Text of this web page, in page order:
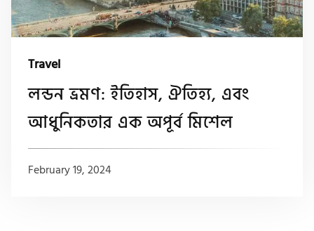
Travel
লন্ডন ভ্রমণ: ইতিহাস, ঐতিহ্য, এবং
আধুনিকতার এক অপূর্ব মিশেল
February 19, 2024